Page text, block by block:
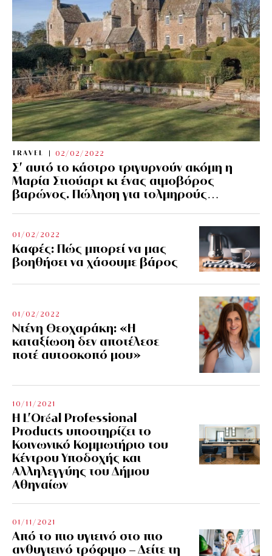
TRAVEL 02/02/2022
Σ’ αυτό το κάστρο τριγυρνούν ακόμη η
Μαρία Στιούαρτ κι ένας αιμοβόρος
βαρώνος. Πώληση για τολμηρούς…
01/02/2022
Kαφές: Πώς μπορεί να μας
βοηθήσει να χάσουμε βάρος
01/02/2022
Ντένη Θεοχαράκη: «Η
καταξίωση δεν αποτέλεσε
ποτέ αυτοσκοπό μου»
10/11/2021
Η L’Οréal Professional
Products υποστηρίζει το
Κοινωνικό Κομμωτήριο του
Κέντρου Υποδοχής και
Αλληλεγγύης του Δήμου
Αθηναίων
01/11/2021
Από το πιο υγιεινό στο πιο
ανθυγιεινό τρόφιμο – Δείτε τη